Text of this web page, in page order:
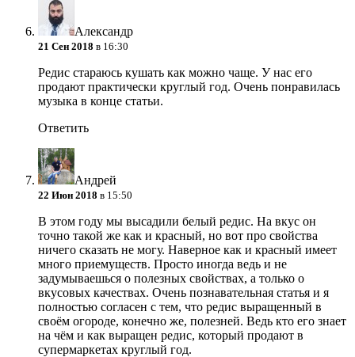
Александр
21 Сен 2018 в 16:30
Редис стараюсь кушать как можно чаще. У нас его
продают практически круглый год. Очень понравилась
музыка в конце статьи.
Ответить
Андрей
22 Июн 2018 в 15:50
В этом году мы высадили белый редис. На вкус он
точно такой же как и красный, но вот про свойства
ничего сказать не могу. Наверное как и красный имеет
много приемуществ. Просто иногда ведь и не
задумываешься о полезных свойствах, а только о
вкусовых качествах. Очень познавательная статья и я
полностью согласен с тем, что редис выращенный в
своём огороде, конечно же, полезней. Ведь кто его знает
на чём и как выращен редис, который продают в
супермаркетах круглый год.